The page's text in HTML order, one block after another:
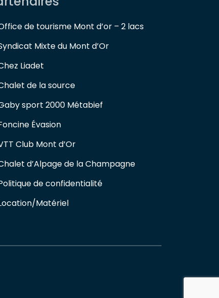
de tourisme Mont d’or – 2 lacs
Mixte du Mont d’Or
Liadet
de la source
sport 2000 Métabief
Évasion
Club Mont d’Or
d’Alpage de la Champagne
de confidentialité
Matériel